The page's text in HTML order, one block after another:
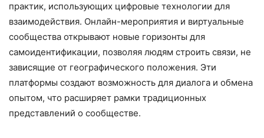
практик, использующих цифровые технологии для
взаимодействия. Онлайн-мероприятия и виртуальные
сообщества открывают новые горизонты для
самоидентификации, позволяя людям строить связи, не
зависящие от географического положения. Эти
платформы создают возможность для диалога и обмена
опытом, что расширяет рамки традиционных
представлений о сообществе.